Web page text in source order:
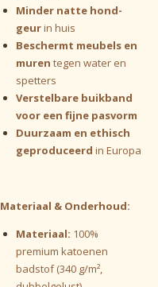
Minder natte hond-
geurin huis
Beschermt meubels en
muren tegen water en
spetters
Verstelbare buikband
voor een fijne pasvorm
Duurzaam en ethisch
geproduceerd in Europa
Materiaal & Onderhoud:
Materiaal: 100%
premium katoenen
badstof (340 g/m²,